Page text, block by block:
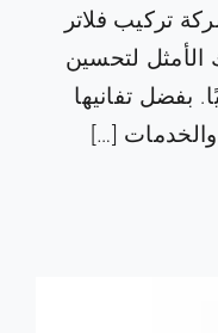
تركيب فلاتر
الأمثل لتحسين
بفضل تفانيها
والخدمات […]